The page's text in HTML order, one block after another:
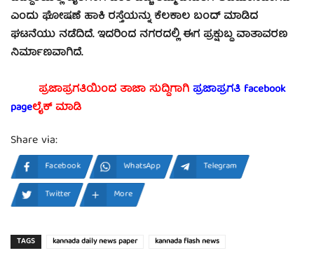
ಎಂದು ಘೋಷಣೆ ಹಾಕಿ ರಸ್ತೆಯನ್ನು ಕೆಲಕಾಲ ಬಂದ್ ಮಾಡಿದ
ಘಟನೆಯು ನಡೆದಿದೆ. ಇದರಿಂದ ನಗರದಲ್ಲಿ ಈಗ ಪ್ರಕ್ಷುಬ್ಧ ವಾತಾವರಣ
ನಿರ್ಮಾಣವಾಗಿದೆ.
ಪ್ರಜಾಪ್ರಗತಿಯಿಂದ ತಾಜಾ ಸುದ್ದಿಗಾಗಿಪ್ರಜಾಪ್ರಗತಿ facebook
pageಲೈಕ್ ಮಾಡಿ
Share via:
Facebook WhatsApp
Telegram
Twitter
More
TAGS kannada daily news paper
kannada flash news